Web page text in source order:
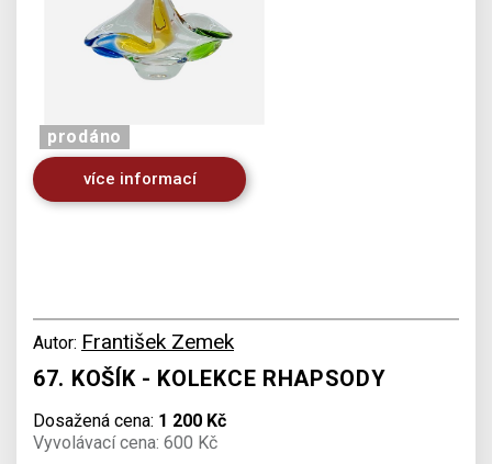
prodáno
více informací
Autor: František Zemek
67. KOŠÍK - KOLEKCE RHAPSODY
Dosažená cena: 1 200 Kč
Vyvolávací cena: 600 Kč